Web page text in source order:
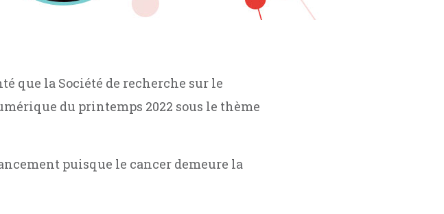
que la Société de recherche sur le
du printemps 2022 sous le thème
puisque le cancer demeure la